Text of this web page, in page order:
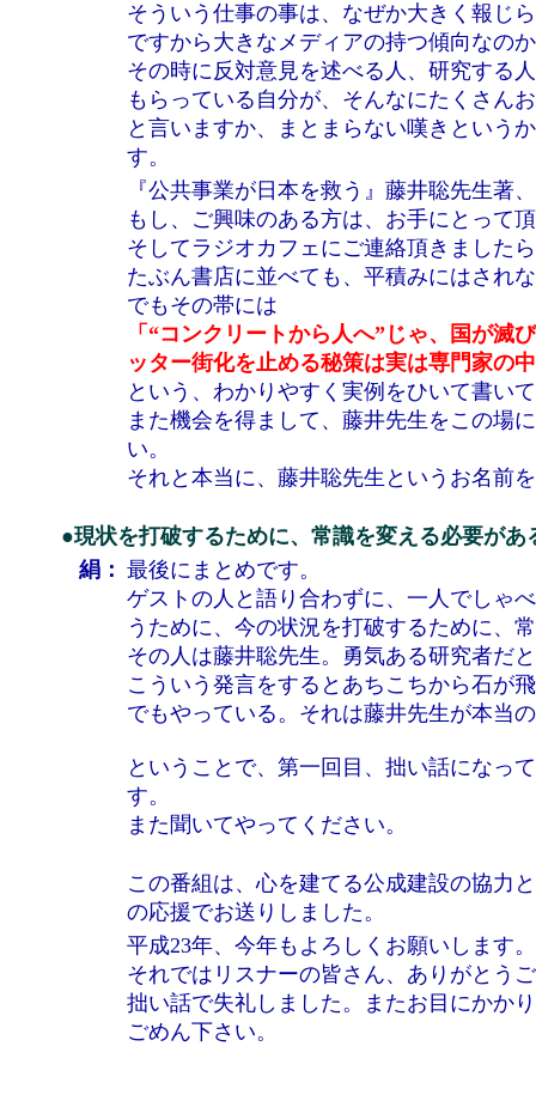
そういう仕事の事は、なぜか大きく報じ
ですから大きなメディアの持つ傾向なの
その時に反対意見を述べる人、研究する
もらっている自分が、そんなにたくさん
と言いますか、まとまらない嘆きという
す。
『公共事業が日本を救う』藤井聡先生著
もし、ご興味のある方は、お手にとって
そしてラジオカフェにご連絡頂きました
たぶん書店に並べても、平積みにはされ
でもその帯には
「“コンクリートから人へ”じゃ、国が
ッター街化を止める秘策は実は専門家の
という、わかりやすく実例をひいて書い
また機会を得まして、藤井先生をこの場
い。
それと本当に、藤井聡先生というお名前
●現状を打破するために、常識を変える必要があ
絹： 最後にまとめです。
ゲストの人と語り合わずに、一人でしゃ
うために、今の状況を打破するために、
その人は藤井聡先生。勇気ある研究者だ
こういう発言をするとあちこちから石が
でもやっている。それは藤井先生が本当
ということで、第一回目、拙い話になっ
す。
また聞いてやってください。
この番組は、心を建てる公成建設の協力
の応援でお送りしました。
平成23年、今年もよろしくお願いします。
それではリスナーの皆さん、ありがとう
拙い話で失礼しました。またお目にかか
ごめん下さい。